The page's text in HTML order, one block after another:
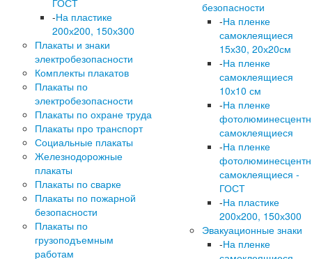
ГОСТ
-На пластике
200х200, 150х300
Плакаты и знаки
электробезопасности
Комплекты плакатов
Плакаты по
электробезопасности
Плакаты по охране труда
Плакаты про транспорт
Социальные плакаты
Железнодорожные
плакаты
Плакаты по сварке
Плакаты по пожарной
безопасности
Плакаты по
грузоподъемным
работам
безопасности
-На пленке
самоклеящиеся
15х30, 20х20см
-На пленке
самоклеящиеся
10х10 см
-На пленке
самоклеящиеся
-На пленке
самоклеящиеся -
ГОСТ
-На пластике
200х200, 150х300
Эвакуационные знаки
-На пленке